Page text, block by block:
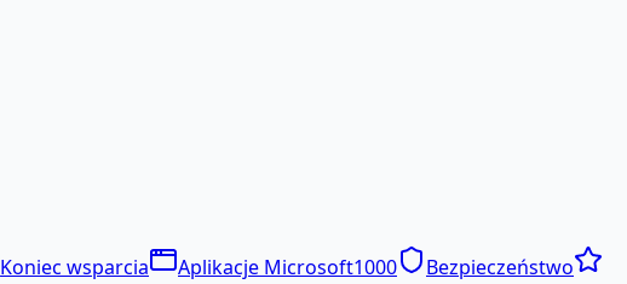
Koniec wsparcia Aplikacje Microsoft1000
Bezpieczeństwo